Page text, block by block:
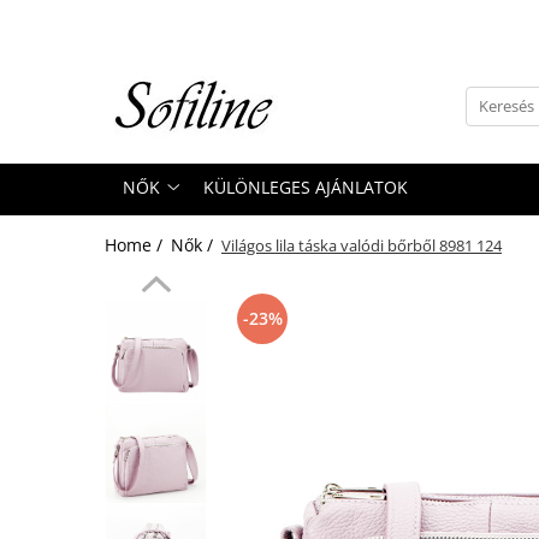
Táskák és retikülök
NŐK KÜLÖNLEGES AJÁNLATOK
Home / Nők / Világos lila táska valódi bőrből 8981 124
-23%